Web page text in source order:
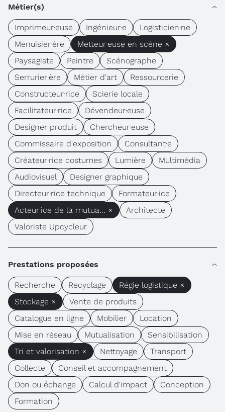
Métier(s)
Imprimeur·euse Ingénieur·e
Logisticien·ne
Menuisier·ère
Metteur·euse en scène ×
Paysagiste
Peintre
Scénographe
Serrurier·ère
Métier d'art
Ressourcerie
Constructeur·rice
Scierie locale
Facilitateur·rice
Dévendeur·euse
Designer produit
Chercheur·euse
Commissaire d'exposition
Consultant·e
Créateur·rice costumes
Lumière
Multimédia
Audiovisuel
Designer graphique
Directeur·rice technique
Formateur·ice
Acteur·ice de la mutua... ×
Architecte
Valoriste Upcycleur
Prestations proposées
Recherche Recyclage
Régie logistique ×
Stockage ×
Vente de produits
Catalogue en ligne
Mobilier
Location
Mise en réseau
Mutualisation
Sensibilisation
Tri et valorisation ×
Nettoyage
Transport
Collecte
Conseil et accompagnement
Don ou échange
Calcul d'impact
Conception
Formation